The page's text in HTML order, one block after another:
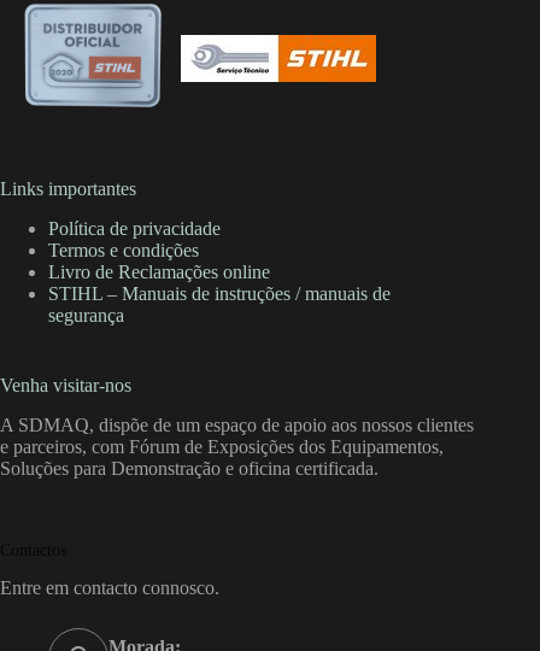
Links importantes
Política de privacidade
Termos e condições
Livro de Reclamações online
STIHL – Manuais de instruções / manuais de
segurança
Venha visitar-nos
A SDMAQ, dispõe de um espaço de apoio aos nossos clientes
e parceiros, com Fórum de Exposições dos Equipamentos,
Soluções para Demonstração e oficina certificada.
Contactos
Entre em contacto connosco.
Morada: